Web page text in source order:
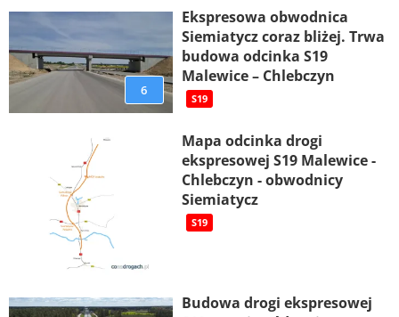
6
Ekspresowa obwodnica
Siemiatycz coraz bliżej. Trwa
budowa odcinka S19
Malewice – Chlebczyn
S19
Mapa odcinka drogi
ekspresowej S19 Malewice -
Chlebczyn - obwodnicy
Siemiatycz
S19
Budowa drogi ekspresowej